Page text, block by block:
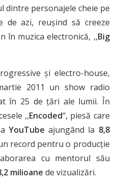
dintre personajele cheie pe
de azi, reușind să creeze
în muzica electronică, ,,Big
și electro-house,
2011 un show radio
în 25 de țări ale lumii. În
,,Encoded“, piesă care
YouTube ajungând la 8,8
record pentru o producție
cu mentorul său
milioanede vizualizări.